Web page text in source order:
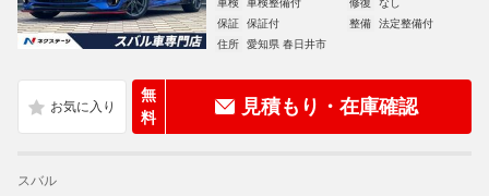
車検
車検整備付 修復
なし
保証
保証付 整備
法定整備付
住所
愛知県 春日井市
無
料
見積もり・在庫確認
スバル